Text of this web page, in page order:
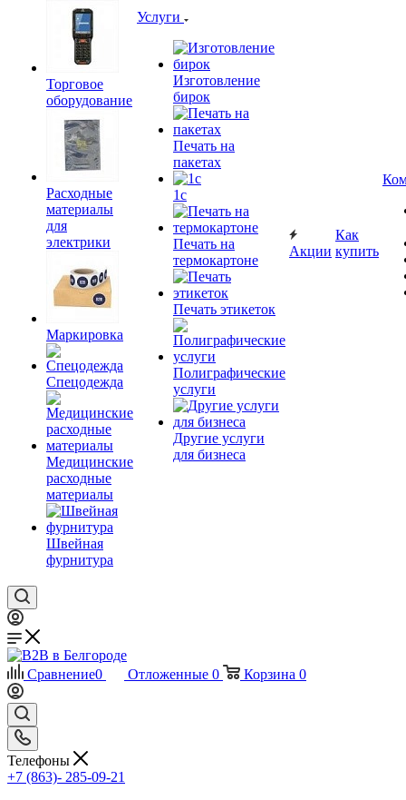
Торговое
оборудование
Расходные
материалы
для
электрики
Маркировка
Спецодежда
Медицинские
расходные
материалы
Швейная
фурнитура
Услуги
Изготовление
бирок
Печать на
пакетах
1c
Печать на
термокартоне
Печать этикеток
Полиграфические
услуги
Другие услуги
для бизнеса
Акции
Как
купить
Сравнение0 Отложенные 0 Корзина 0
Телефоны
+7 (863)- 285-09-21